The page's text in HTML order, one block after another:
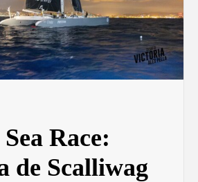
Race:
de Scalliwag